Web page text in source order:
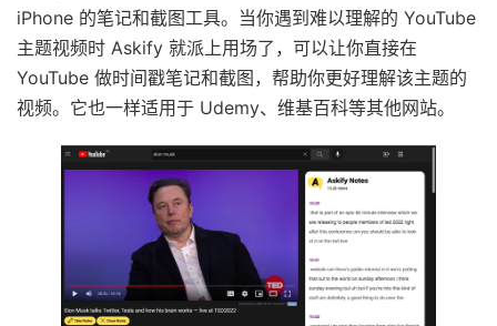
iPhone 的笔记和截图工具。当你遇到难以理解的 YouTube
主题视频时 Askify 就派上用场了，可以让你直接在
YouTube 做时间戳笔记和截图，帮助你更好理解该主题的
视频。它也一样适用于 Udemy、维基百科等其他网站。